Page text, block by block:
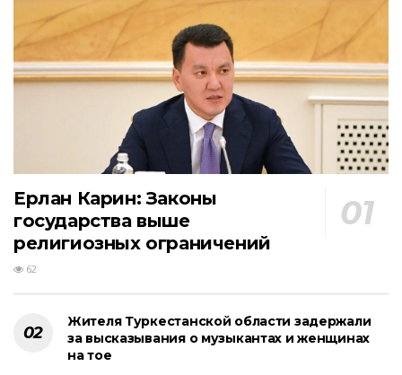
Ерлан Карин: Законы
государства выше
религиозных ограничений
62
Жителя Туркестанской области задержали
за высказывания о музыкантах и женщинах
на тое